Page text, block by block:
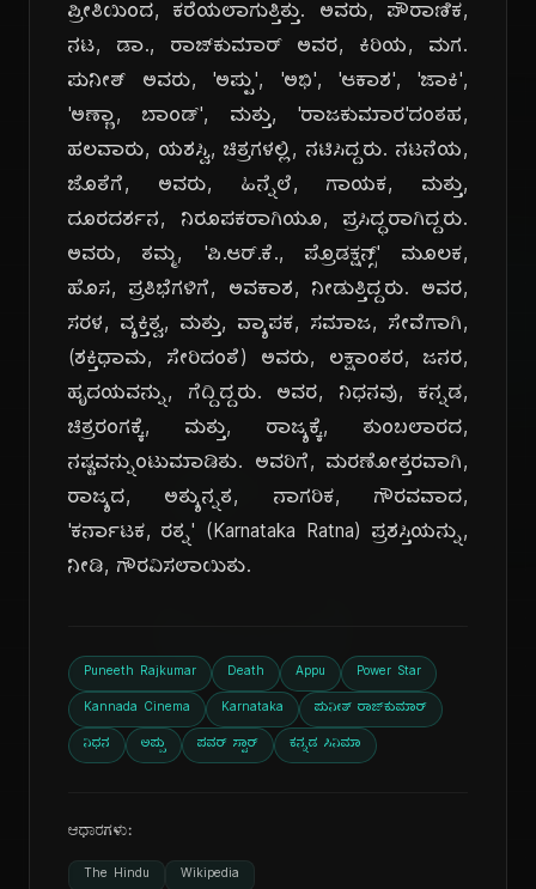
ದಿ
ಪ್ರೀತಿಯಿಂದ, ಕರೆಯಲಾಗುತ್ತಿತ್ತು. ಅವರು, ಪೌರಾಣಿಕ,
ನಟ, ಡಾ., ರಾಜ್‌ಕುಮಾರ್ ಅವರ, ಕಿರಿಯ, ಮಗ.
ಪುನೀತ್ ಅವರು, 'ಅಪ್ಪು', 'ಅಭಿ', 'ಆಕಾಶ', 'ಜಾಕಿ',
'ಅಣ್ಣಾ, ಬಾಂಡ್', ಮತ್ತು, 'ರಾಜಕುಮಾರ'ದಂತಹ,
ಹಲವಾರು, ಯಶಸ್ವಿ, ಚಿತ್ರಗಳಲ್ಲಿ, ನಟಿಸಿದ್ದರು. ನಟನೆಯ,
ಜೊತೆಗೆ, ಅವರು, ಹಿನ್ನೆಲೆ, ಗಾಯಕ, ಮತ್ತು,
ದೂರದರ್ಶನ, ನಿರೂಪಕರಾಗಿಯೂ, ಪ್ರಸಿದ್ಧರಾಗಿದ್ದರು.
ಅವರು, ತಮ್ಮ, 'ಪಿ.ಆರ್.ಕೆ., ಪ್ರೊಡಕ್ಷನ್ಸ್' ಮೂಲಕ,
ಹೊಸ, ಪ್ರತಿಭೆಗಳಿಗೆ, ಅವಕಾಶ, ನೀಡುತ್ತಿದ್ದರು. ಅವರ,
ಸರಳ, ವ್ಯಕ್ತಿತ್ವ, ಮತ್ತು, ವ್ಯಾಪಕ, ಸಮಾಜ, ಸೇವೆಗಾಗಿ,
(ಶಕ್ತಿಧಾಮ, ಸೇರಿದಂತೆ) ಅವರು, ಲಕ್ಷಾಂತರ, ಜನರ,
ಹೃದಯವನ್ನು, ಗೆದ್ದಿದ್ದರು. ಅವರ, ನಿಧನವು, ಕನ್ನಡ,
ಚಿತ್ರರಂಗಕ್ಕೆ, ಮತ್ತು, ರಾಜ್ಯಕ್ಕೆ, ತುಂಬಲಾರದ,
ನಷ್ಟವನ್ನುಂಟುಮಾಡಿತು. ಅವರಿಗೆ, ಮರಣೋತ್ತರವಾಗಿ,
ರಾಜ್ಯದ, ಅತ್ಯುನ್ನತ, ನಾಗರಿಕ, ಗೌರವವಾದ,
'ಕರ್ನಾಟಕ, ರತ್ನ' (Karnataka Ratna) ಪ್ರಶಸ್ತಿಯನ್ನು,
ನೀಡಿ, ಗೌರವಿಸಲಾಯಿತು.
Puneeth Rajkumar Death Appu Power Star
Kannada Cinema Karnataka ಪುನೀತ್ ರಾಜ್‌ಕುಮಾರ್
ನಿಧನ ಅಪ್ಪು ಪವರ್ ಸ್ಟಾರ್ ಕನ್ನಡ ಸಿನಿಮಾ
ಆಧಾರಗಳು:
The Hindu Wikipedia